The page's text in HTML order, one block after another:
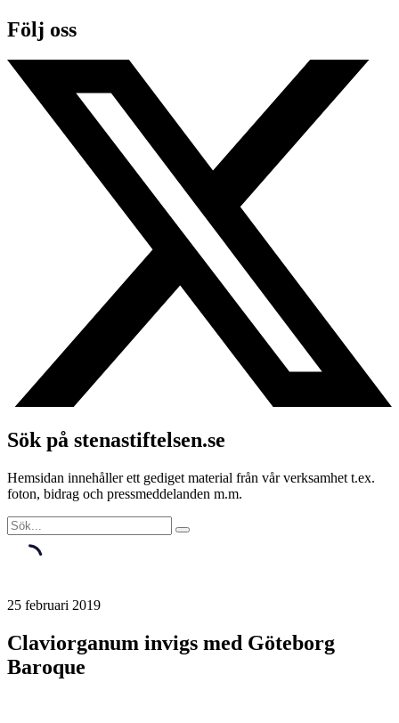
Följ oss
Sök på stenastiftelsen.se
Hemsidan innehåller ett gediget material från vår verksamhet t.ex.
foton, bidrag och pressmeddelanden m.m.
25 februari 2019
Claviorganum invigs med Göteborg
Baroque